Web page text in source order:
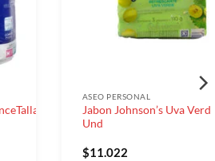
ASEO PERSONAL
Jabon Johnson’s Uva
Und
$11.022